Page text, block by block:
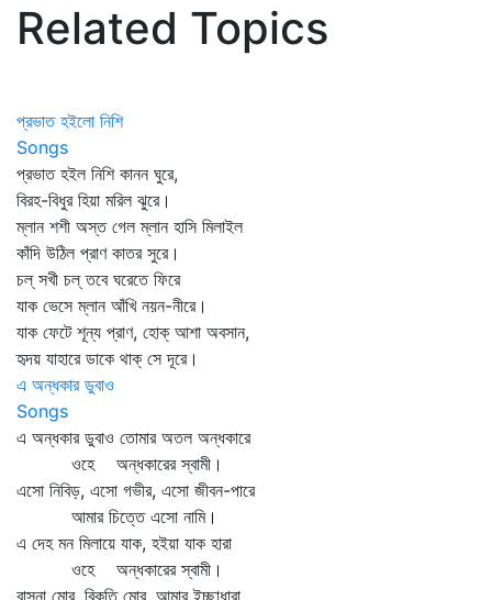
Related Topics
প্রভাত হইলো নিশি
Songs
প্রভাত হইল নিশি কানন ঘুরে,
বিরহ-বিধুর হিয়া মরিল ঝুরে।
ম্লান শশী অস্ত গেল ম্লান হাসি মিলাইল
কাঁদি উঠিল প্রাণ কাতর সুরে।
চল্‌ সখী চল্‌ তবে ঘরেতে ফিরে
যাক ভেসে ম্লান আঁখি নয়ন-নীরে।
যাক ফেটে শূন্য প্রাণ, হোক্‌ আশা অবসান,
হৃদয় যাহারে ডাকে থাক্‌ সে দূরে।
এ অন্ধকার ডুবাও
Songs
এ অন্ধকার ডুবাও তোমার অতল অন্ধকারে
ওহে অন্ধকারের স্বামী।
এসো নিবিড়, এসো গভীর, এসো জীবন-পারে
আমার চিত্তে এসো নামি।
এ দেহ মন মিলায়ে যাক, হইয়া যাক হারা
ওহে অন্ধকারের স্বামী।
বাসনা মোর, বিকৃতি মোর, আমার ইচ্ছাধারা